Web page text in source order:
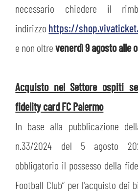
necessario chiedere il
indirizzo https://
e non oltrevenerdì 9 agosto alle
Acquisto nel Settore ospiti
fidelity card FC Palermo
In base alla pubblicazione
n.33/2024 del 5 agosto
obbligatorio il possesso della
Football Club” per l'acquisto dei